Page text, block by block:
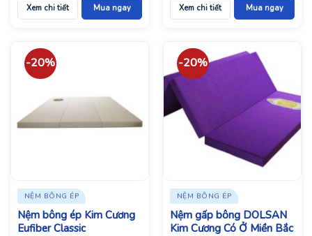
Xem chi tiết Mua ngay Xem chi tiết Mua ngay
-20%
NỆM BÔNG ÉP
Nệm bông ép Kim Cương
Eufiber Classic
-20%
NỆM BÔNG ÉP
Nệm gấp bông DOLSAN
Kim Cương Có Ở Miền Bắc